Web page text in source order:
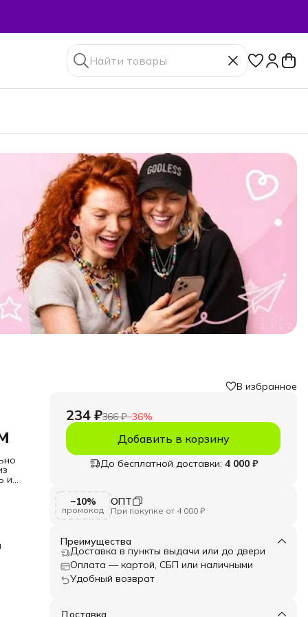
и
В избранное
234 ₽366 ₽−36%
Добавить в корзину
До бесплатной доставки: 4 000 ₽
−10%
промокод
ОПТ
При покупке от 4 000 ₽
Преимущества
Доставка в пункты выдачи или до двери
Оплата — картой, СБП или наличными
Удобный возврат
Доставка